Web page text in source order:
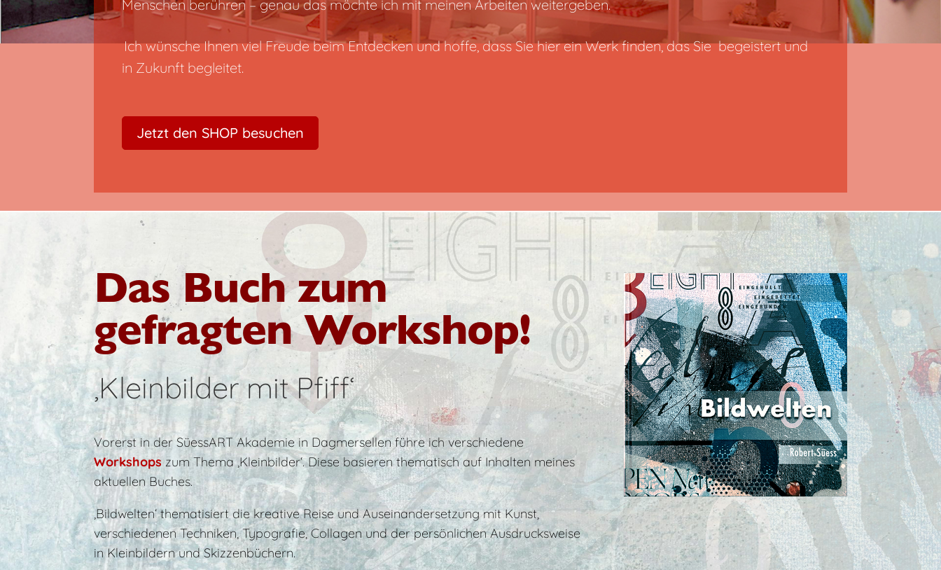
Menschen berühren – genau das möchte ich mit meinen Arbeiten weitergeben.
Ich wünsche Ihnen viel Freude beim Entdecken und hoffe, dass Sie hier ein Werk finden, das Sie begeistert und
in Zukunft begleitet.
Jetzt den SHOP besuchen
Das Buch zum
gefragten Workshop!
‚Kleinbilder mit Pfiff‘
Vorerst in der SüessART Akademie in Dagmersellen führe ich verschiedene
Workshops zum Thema ‚Kleinbilder‘. Diese basieren thematisch auf Inhalten meines
aktuellen Buches.
‚Bildwelten‘ thematisiert die kreative Reise und Auseinandersetzung mit Kunst,
verschiedenen Techniken, Typografie, Collagen und der persönlichen Ausdrucksweise
in Kleinbildern und Skizzenbüchern.